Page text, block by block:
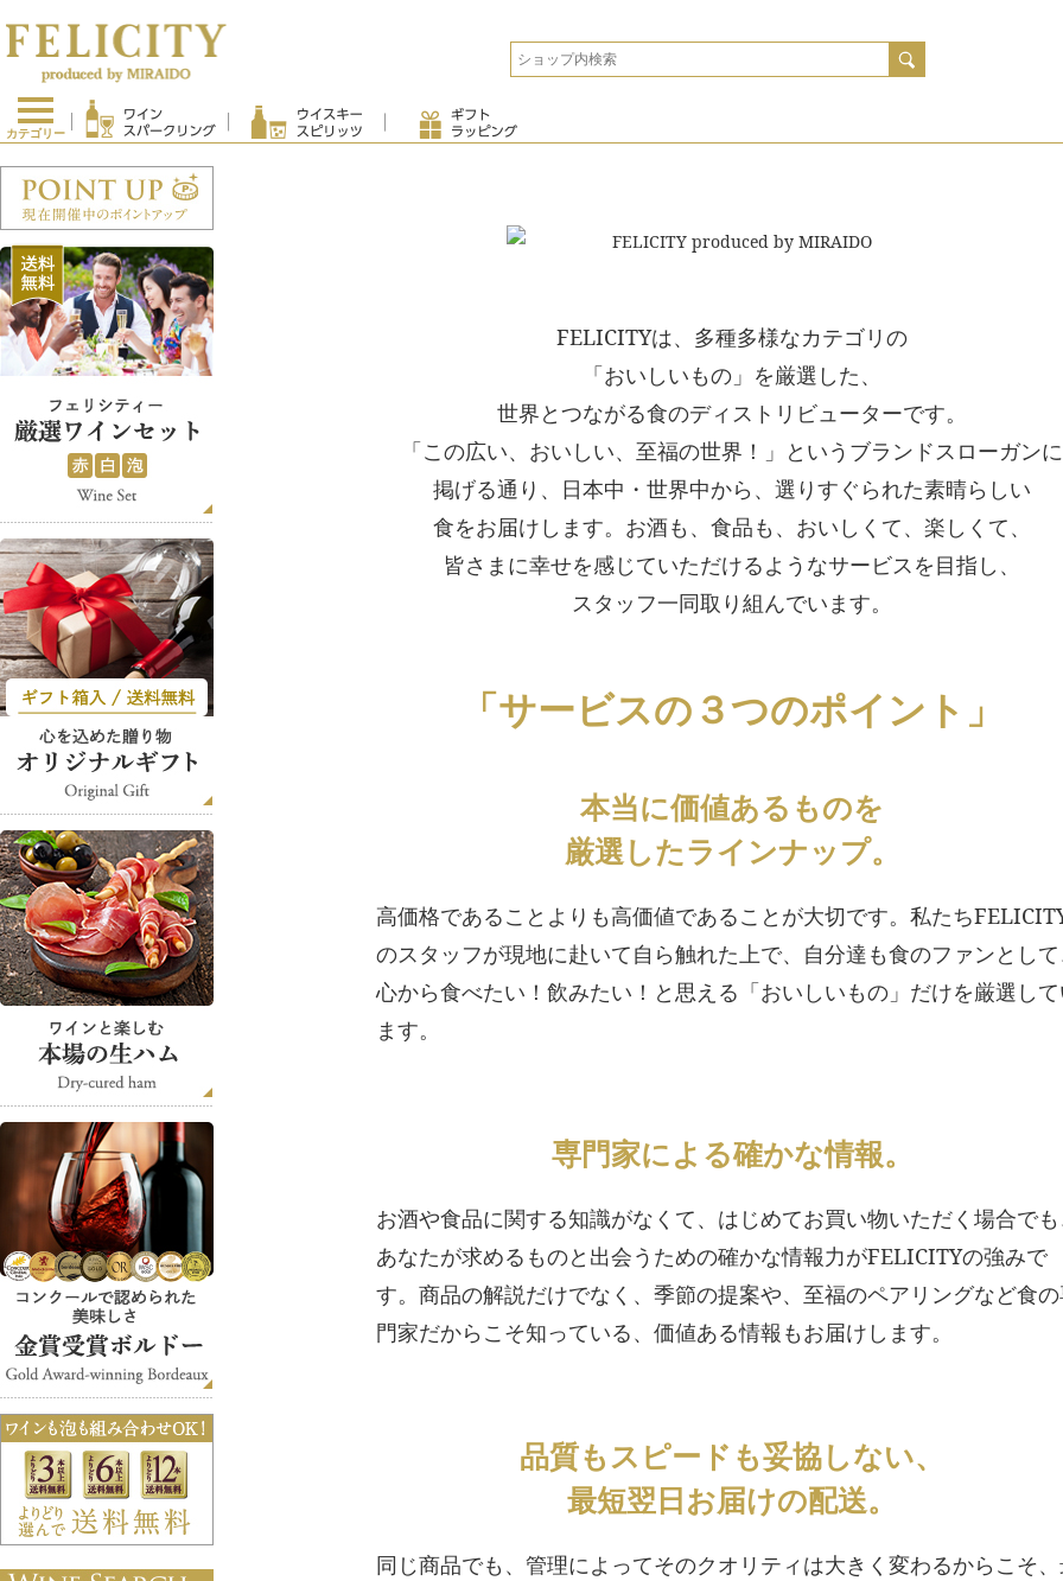
カテゴリー
FELICITYは、多種多様なカテゴリの
「おいしいもの」を厳選した、
世界とつながる食のディストリビューターです。
「この広い、おいしい、至福の世界！」というブランドスローガンに
掲げる通り、日本中・世界中から、選りすぐられた素晴らしい
食をお届けします。お酒も、食品も、おいしくて、楽しくて、
皆さまに幸せを感じていただけるようなサービスを目指し、
スタッフ一同取り組んでいます。
「サービスの３つのポイント」
本当に価値あるものを
厳選したラインナップ。
高価格であることよりも高価値であることが大切です。私たち
のスタッフが現地に赴いて自ら触れた上で、自分達も食のファンとし
心から食べたい！飲みたい！と思える「おいしいもの」だけを厳選し
ます。
専門家による確かな情報。
お酒や食品に関する知識がなくて、はじめてお買い物いただく場合で
あなたが求めるものと出会うための確かな情報力がFELICITYの強みで
す。商品の解説だけでなく、季節の提案や、至福のペアリングなど食
門家だからこそ知っている、価値ある情報もお届けします。
品質もスピードも妥協しない、
最短翌日お届けの配送。
同じ商品でも、管理によってそのクオリティは大きく変わるからこそ